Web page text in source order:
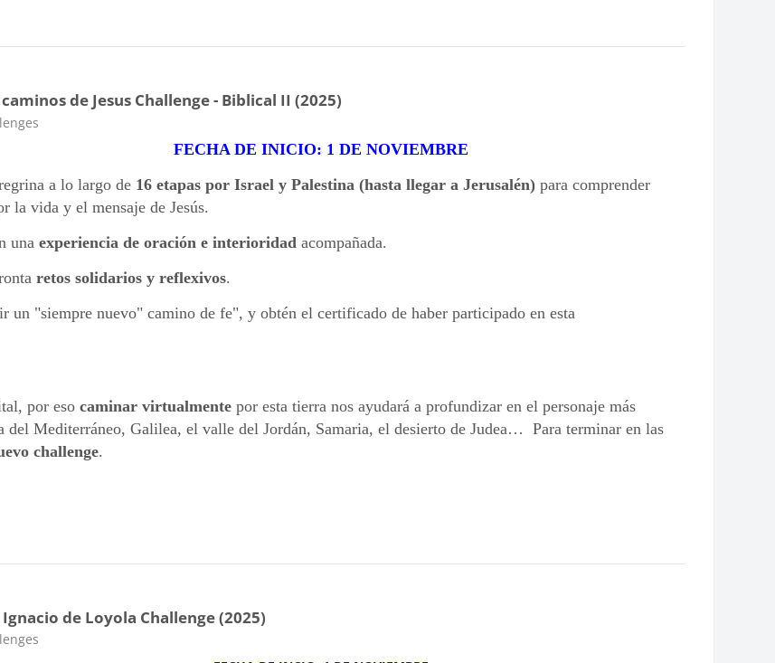
de Jesus Challenge - Biblical II (2025)
da disciplina
FECHA DE INICIO: 1 DE NOVIEMBRE
a lo largo de 16 etapas por Israel y Palestina (hasta llegar a Jerusalén) para comprender
la vida y el mensaje de Jesús.
unaexperiencia de oración e interioridad acompañada.
retos solidarios y reflexivos.
"siempre nuevo" camino de fe", y obtén el certificado de haber participado en esta
por esocaminar virtualmente por esta tierra nos ayudará a profundizar en el personaje más
del Mediterráneo, Galilea, el valle del Jordán, Samaria, el desierto de Judea… Para terminar en las
challenge.
Ignacio de Loyola Challenge (2025)
da disciplina